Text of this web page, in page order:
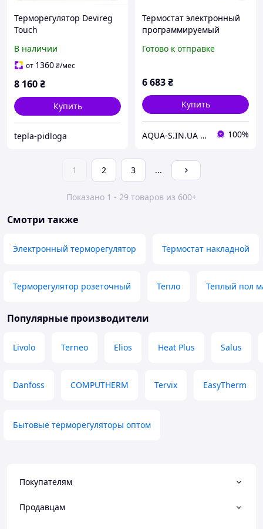
Терморегулятор Devireg
Touch
В наличии
от 1360₴/мес
8 160₴
Купить
tepla-pidloga
Термостат электронный
программируемый
теплого пола (белый)
Готово к отправке
6 683₴
Купить
AQUA-S.IN.UA Професійна Сантехніка 100%
1 2 3 ...
Показано 1 - 29 товаров из 600+
Смотри также
Электронный терморегулятор Термостат накладной
Терморегулятор розеточный Тепло Теплый пол
Популярные производители
Livolo Terneo Elios Heat Plus Salus
Danfoss COMPUTHERM Tervix EasyTherm
Бытовые терморегуляторы оптом
Покупателям
Продавцам